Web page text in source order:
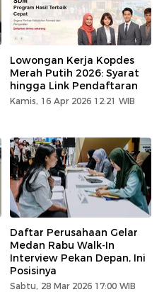
Lowongan Kerja Kopdes
Merah Putih 2026: Syarat
hingga Link Pendaftaran
Kamis, 16 Apr 2026 12:21 WIB
Daftar Perusahaan Gelar
Medan Rabu Walk-In
Interview Pekan Depan, Ini
Posisinya
Sabtu, 28 Mar 2026 17:00 WIB